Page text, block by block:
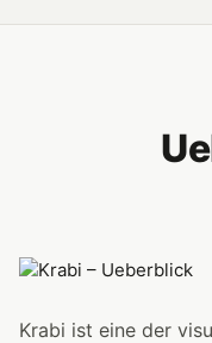
Krabi ist eine der